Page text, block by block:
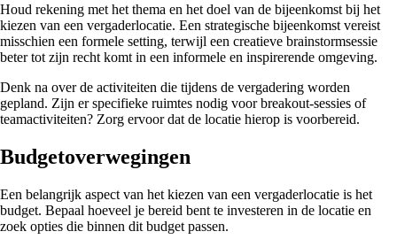
Houd rekening met het thema en het doel van de bijeenkomst bij het
kiezen van een vergaderlocatie. Een strategische bijeenkomst vereist
misschien een formele setting, terwijl een creatieve brainstormsessie
beter tot zijn recht komt in een informele en inspirerende omgeving.
Denk na over de activiteiten die tijdens de vergadering worden
gepland. Zijn er specifieke ruimtes nodig voor breakout-sessies of
teamactiviteiten? Zorg ervoor dat de locatie hierop is voorbereid.
Budgetoverwegingen
Een belangrijk aspect van het kiezen van een vergaderlocatie is het
budget. Bepaal hoeveel je bereid bent te investeren in de locatie en
zoek opties die binnen dit budget passen.